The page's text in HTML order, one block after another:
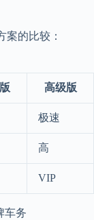
案的比较：
高级版
极速
高
VIP
车务